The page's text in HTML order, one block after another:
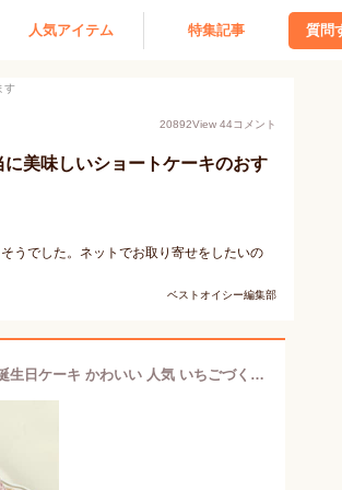
人気アイテム 特集記事 質問
す
20892View 44コメント
に美味しいショートケーキのおす
うでした。ネットでお取り寄せをしたいの
ベストオイシー編集部
たべるン あまおう苺ピンクのショートケーキ 5号 (4～6人分) 誕生日ケーキ かわいい 人気 いちごづくし 冷凍 バースデーケーキ